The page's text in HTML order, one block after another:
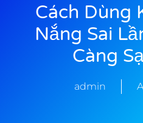
Cách Dùng
Nắng Sai
Càng
admin